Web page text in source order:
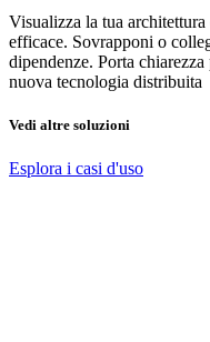
Visualizza la tua
efficace. Sovrapponi o
dipendenze. Porta
nuova tecnologia distribuita
Vedi altre soluzioni
Esplora i casi d'uso